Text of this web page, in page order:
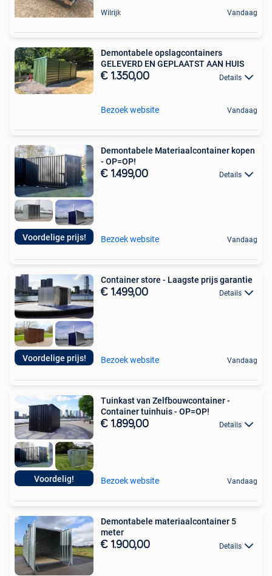
Wilrijk Vandaag
Demontabele opslagcontainers
GELEVERD EN GEPLAATST AAN HUIS
€ 1.350,00 Details
Bezoek website Vandaag
Voordelige prijs!
Demontabele Materiaalcontainer kopen
- OP=OP!
€ 1.499,00 Details
Bezoek website Vandaag
Voordelige prijs!
Container store - Laagste prijs garantie
€ 1.499,00 Details
Bezoek website Vandaag
Voordelig!
Tuinkast van Zelfbouwcontainer -
Container tuinhuis - OP=OP!
€ 1.899,00 Details
Bezoek website Vandaag
Demontabele materiaalcontainer 5
meter
€ 1.900,00 Details